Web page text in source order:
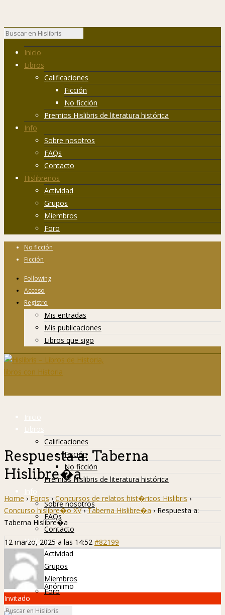
Inicio
Libros
Calificaciones
Ficción
No ficción
Premios Hislibris de literatura histórica
Info
Sobre nosotros
FAQs
Contacto
Hislibreños
Actividad
Grupos
Miembros
Foro
No ficción
Ficción
Following
Acceso
Registro
Mis entradas
Mis publicaciones
Libros que sigo
Inicio
Libros
Calificaciones
Ficción
No ficción
Premios Hislibris de literatura histórica
Info
Sobre nosotros
FAQs
Contacto
Hislibreños
Actividad
Grupos
Miembros
Foro
Respuesta a: Taberna
Hislibre�a
Home › Foros › Concursos de relatos hist�ricos Hislibris ›
Concurso hislibre�o XV › Taberna Hislibre�a › Respuesta a:
Taberna Hislibre�a
12 marzo, 2025 a las 14:52 #82199
Anónimo
Invitado